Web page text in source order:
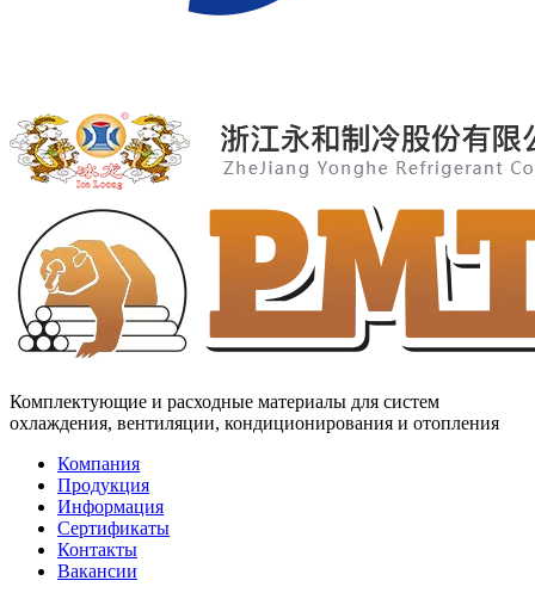
Комплектующие и расходные материалы для систем
охлаждения, вентиляции, кондиционирования и отопления
Компания
Продукция
Информация
Сертификаты
Контакты
Вакансии